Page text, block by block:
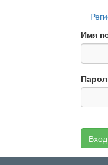
Имя
Вход